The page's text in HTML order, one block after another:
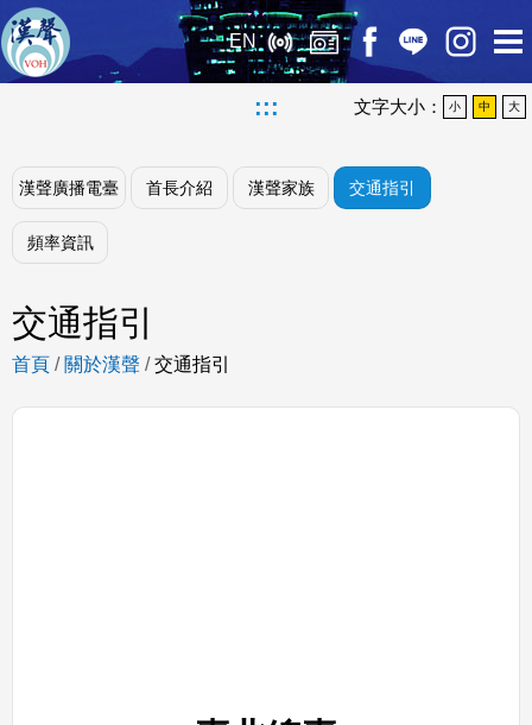
EN
::: 文字大小： 小 中 大
漢聲廣播電臺 首長介紹 漢聲家族 交通指引
頻率資訊
交通指引
首頁 / 關於漢聲 /交通指引